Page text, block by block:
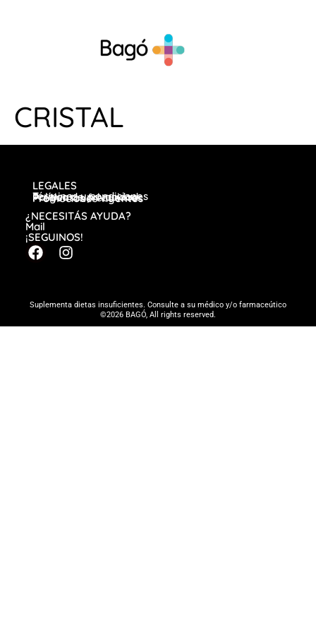
CRISTAL
LEGALES
Términos y condiciones
Política de privacidad
Preguntas frecuentes
Promociones vigentes
¿NECESITÁS AYUDA?
Mail
¡SEGUINOS!
Suplementa dietas insuficientes. Consulte a su médico y/o farmaceútico
©2026 BAGÓ, All rights reserved.